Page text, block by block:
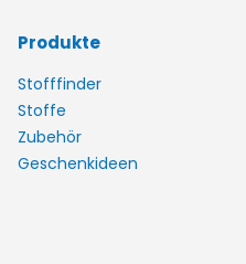
Produkte
Stofffinder
Stoffe
Zubehör
Geschenkideen